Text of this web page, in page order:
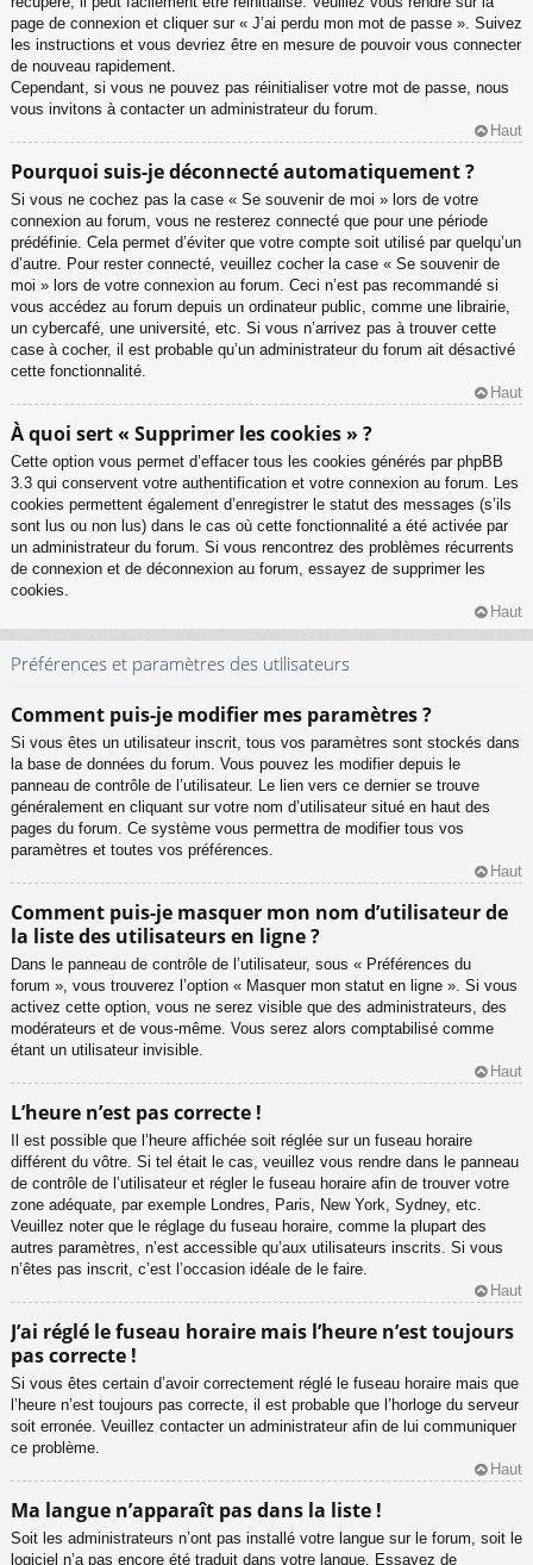
page de connexion et cliquer sur « J’ai perdu mon mot de passe ». Suivez
les instructions et vous devriez être en mesure de pouvoir vous connecter
de nouveau rapidement.
Cependant, si vous ne pouvez pas réinitialiser votre mot de passe, nous
vous invitons à contacter un administrateur du forum.
Haut
Pourquoi suis-je déconnecté automatiquement ?
Si vous ne cochez pas la case « Se souvenir de moi » lors de votre
connexion au forum, vous ne resterez connecté que pour une période
prédéfinie. Cela permet d’éviter que votre compte soit utilisé par quelqu’un
d’autre. Pour rester connecté, veuillez cocher la case « Se souvenir de
moi » lors de votre connexion au forum. Ceci n’est pas recommandé si
vous accédez au forum depuis un ordinateur public, comme une librairie,
un cybercafé, une université, etc. Si vous n’arrivez pas à trouver cette
case à cocher, il est probable qu’un administrateur du forum ait désactivé
cette fonctionnalité.
Haut
À quoi sert « Supprimer les cookies » ?
Cette option vous permet d’effacer tous les cookies générés par phpBB
3.3 qui conservent votre authentification et votre connexion au forum. Les
cookies permettent également d’enregistrer le statut des messages (s’ils
sont lus ou non lus) dans le cas où cette fonctionnalité a été activée par
un administrateur du forum. Si vous rencontrez des problèmes récurrents
de connexion et de déconnexion au forum, essayez de supprimer les
cookies.
Haut
Préférences et paramètres des utilisateurs
Comment puis-je modifier mes paramètres ?
Si vous êtes un utilisateur inscrit, tous vos paramètres sont stockés dans
la base de données du forum. Vous pouvez les modifier depuis le
panneau de contrôle de l’utilisateur. Le lien vers ce dernier se trouve
généralement en cliquant sur votre nom d’utilisateur situé en haut des
pages du forum. Ce système vous permettra de modifier tous vos
paramètres et toutes vos préférences.
Haut
Comment puis-je masquer mon nom d’utilisateur de
la liste des utilisateurs en ligne ?
Dans le panneau de contrôle de l’utilisateur, sous « Préférences du
forum », vous trouverez l’option « Masquer mon statut en ligne ». Si vous
activez cette option, vous ne serez visible que des administrateurs, des
modérateurs et de vous-même. Vous serez alors comptabilisé comme
étant un utilisateur invisible.
Haut
L’heure n’est pas correcte !
Il est possible que l’heure affichée soit réglée sur un fuseau horaire
différent du vôtre. Si tel était le cas, veuillez vous rendre dans le panneau
de contrôle de l’utilisateur et régler le fuseau horaire afin de trouver votre
zone adéquate, par exemple Londres, Paris, New York, Sydney, etc.
Veuillez noter que le réglage du fuseau horaire, comme la plupart des
autres paramètres, n’est accessible qu’aux utilisateurs inscrits. Si vous
n’êtes pas inscrit, c’est l’occasion idéale de le faire.
Haut
J’ai réglé le fuseau horaire mais l’heure n’est toujours
pas correcte !
Si vous êtes certain d’avoir correctement réglé le fuseau horaire mais que
l’heure n’est toujours pas correcte, il est probable que l’horloge du serveur
soit erronée. Veuillez contacter un administrateur afin de lui communiquer
ce problème.
Haut
Ma langue n’apparaît pas dans la liste !
Soit les administrateurs n’ont pas installé votre langue sur le forum, soit le
logiciel n’a pas encore été traduit dans votre langue. Essayez de